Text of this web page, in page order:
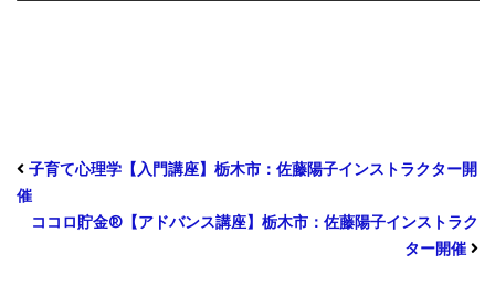
子育て心理学【入門講座】栃木市：佐藤陽子インストラクター開
催
ココロ貯金®︎【アドバンス講座】栃木市：佐藤陽子インストラク
ター開催